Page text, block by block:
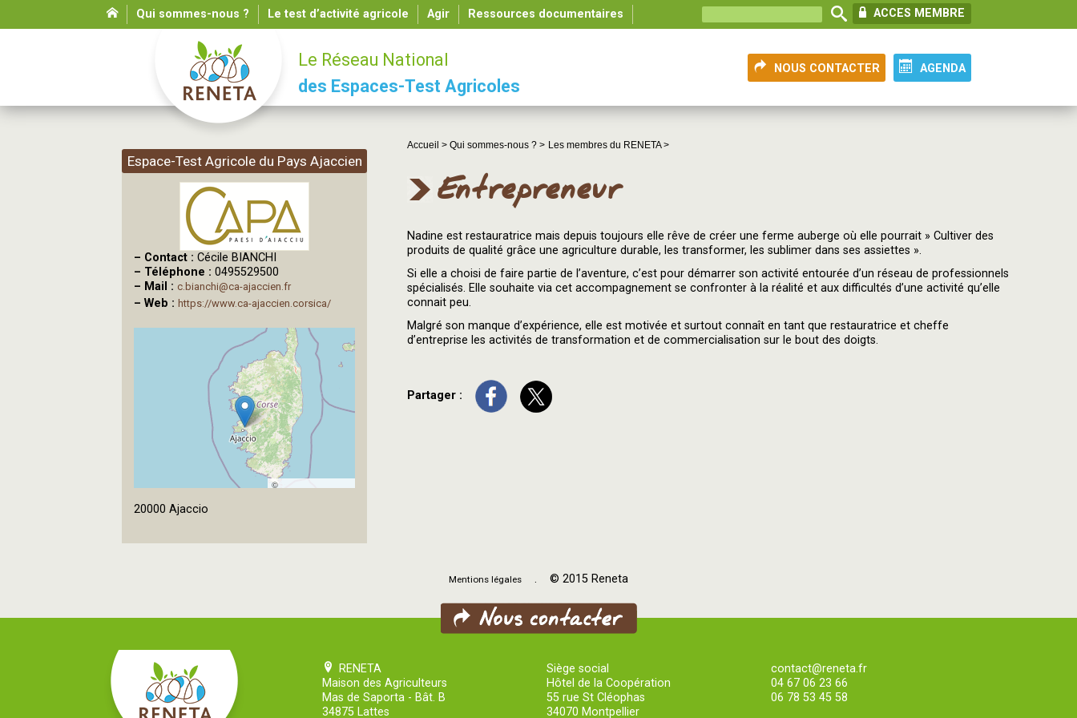
Qui sommes-nous ? Le test d’activité agricole Agir Ressources documentaires ACCES MEMBRE
AGENDA
NOUS CONTACTER
Le Réseau National
des Espaces-Test Agricoles
Accueil > Qui sommes-nous ? > Les membres du RENETA >
Entrepreneur
Nadine est restauratrice mais depuis toujours elle rêve de créer une ferme auberge où elle pourrait » Cultiver des
produits de qualité grâce une agriculture durable, les transformer, les sublimer dans ses assiettes ».
Si elle a choisi de faire partie de l’aventure, c’est pour démarrer son activité entourée d’un réseau de professionnels
spécialisés. Elle souhaite via cet accompagnement se confronter à la réalité et aux difficultés d’une activité qu’elle
connait peu.
Malgré son manque d’expérience, elle est motivée et surtout connaît en tant que restauratrice et cheffe
d’entreprise les activités de transformation et de commercialisation sur le bout des doigts.
Partager :
Espace-Test Agricole du Pays Ajaccien
– Contact : Cécile BIANCHI
– Téléphone : 0495529500
– Mail : c.bianchi@ca-ajaccien.fr
– Web : https://www.ca-ajaccien.corsica/
©
20000 Ajaccio
Mentions légales . © 2015 Reneta
RENETA
Maison des Agriculteurs
Mas de Saporta - Bât. B
34875 Lattes
Siège social
Hôtel de la Coopération
55 rue St Cléophas
34070 Montpellier
contact@reneta.fr
04 67 06 23 66
06 78 53 45 58